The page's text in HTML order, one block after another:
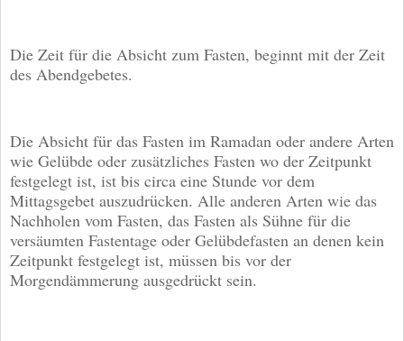
Die Zeit für die Absicht zum Fasten, beginnt mit der Zeit
des Abendgebetes.
Die Absicht für das Fasten im Ramadan oder andere Arten
wie Gelübde oder zusätzliches Fasten wo der Zeitpunkt
festgelegt ist, ist bis circa eine Stunde vor dem
Mittagsgebet auszudrücken. Alle anderen Arten wie das
Nachholen vom Fasten, das Fasten als Sühne für die
versäumten Fastentage oder Gelübdefasten an denen kein
Zeitpunkt festgelegt ist, müssen bis vor der
Morgendämmerung ausgedrückt sein.